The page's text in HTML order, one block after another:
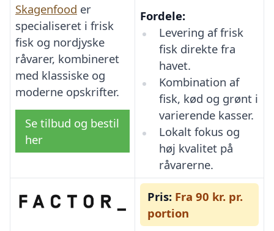
Skagenfood er
specialiseret i frisk
fisk og nordjyske
råvarer, kombineret
med klassiske og
moderne opskrifter.
Se tilbud og bestil
her
Fordele:
Levering af frisk
fisk direkte fra
havet.
Kombination af
fisk, kød og grønt i
varierende kasser.
Lokalt fokus og
høj kvalitet på
råvarerne.
Pris: Fra 90 kr. pr.
portion